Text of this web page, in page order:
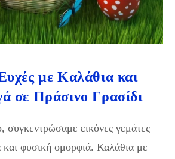
με Καλάθια και
σε Πράσινο Γρασίδι
συγκεντρώσαμε εικόνες γεμάτες
φυσική ομορφιά. Καλάθια με